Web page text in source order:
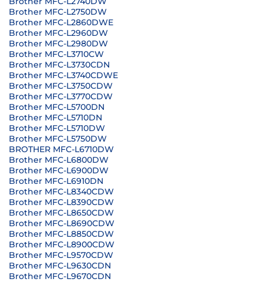
Brother MFC-L2750DW
Brother MFC-L2860DWE
Brother MFC-L2960DW
Brother MFC-L2980DW
Brother MFC-L3710CW
Brother MFC-L3730CDN
Brother MFC-L3740CDWE
Brother MFC-L3750CDW
Brother MFC-L3770CDW
Brother MFC-L5700DN
Brother MFC-L5710DN
Brother MFC-L5710DW
Brother MFC-L5750DW
BROTHER MFC-L6710DW
Brother MFC-L6800DW
Brother MFC-L6900DW
Brother MFC-L6910DN
Brother MFC-L8340CDW
Brother MFC-L8390CDW
Brother MFC-L8650CDW
Brother MFC-L8690CDW
Brother MFC-L8850CDW
Brother MFC-L8900CDW
Brother MFC-L9570CDW
Brother MFC-L9630CDN
Brother MFC-L9670CDN